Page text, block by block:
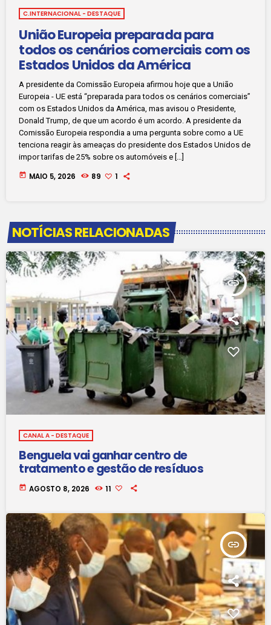
C.INTERNACIONAL - DESTAQUE
União Europeia preparada para
todos os cenários comerciais com os
Estados Unidos da América
A presidente da Comissão Europeia afirmou hoje que a União
Europeia - UE está “preparada para todos os cenários comerciais”
com os Estados Unidos da América, mas avisou o Presidente,
Donald Trump, de que um acordo é um acordo. A presidente da
Comissão Europeia respondia a uma pergunta sobre como a UE
tenciona reagir às ameaças do presidente dos Estados Unidos de
impor tarifas de 25% sobre os automóveis e […]
today MAIO 5, 2026 89 1
NOTÍCIAS RELACIONADAS
insert_link
CANAL A - DESTAQUE
Benguela vai ganhar centro de
tratamento e gestão de resíduos
today AGOSTO 8, 2026 11
insert_link